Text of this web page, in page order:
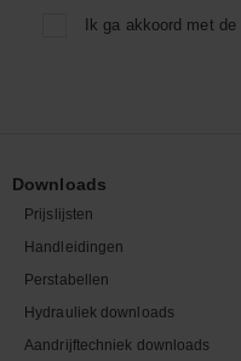
Ik ga akkoord met de
Downloads
Prijslijsten
Handleidingen
Perstabellen
Hydrauliek downloads
Aandrijftechniek downloads